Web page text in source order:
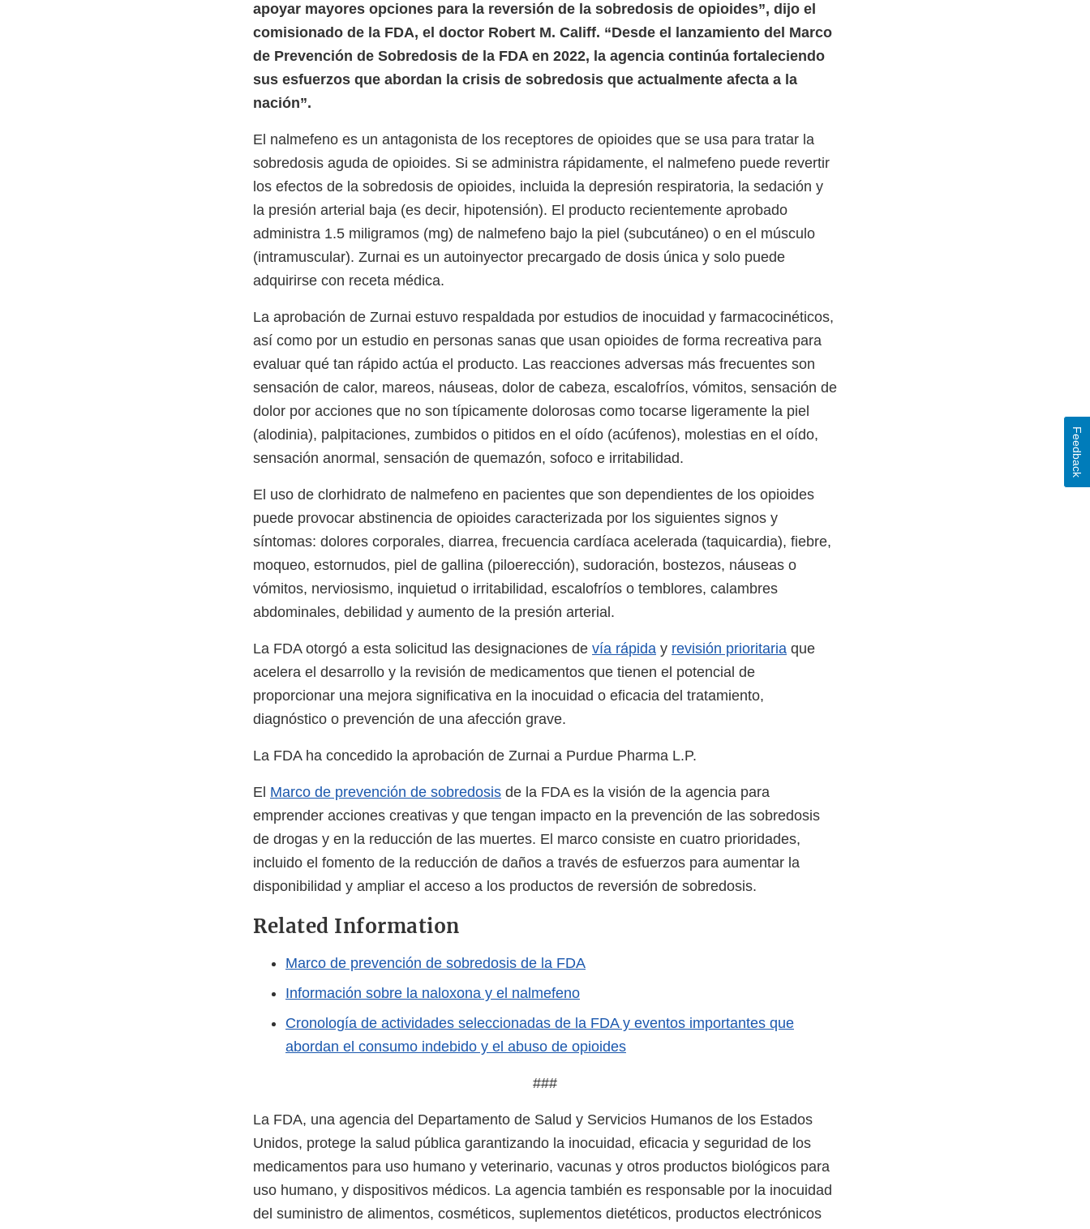
apoyar mayores opciones para la reversión de la sobredosis de opioides”, dijo el
comisionado de la FDA, el doctor Robert M. Califf. “Desde el lanzamiento del Marco
de Prevención de Sobredosis de la FDA en 2022, la agencia continúa fortaleciendo
sus esfuerzos que abordan la crisis de sobredosis que actualmente afecta a la
nación”.
El nalmefeno es un antagonista de los receptores de opioides que se usa para tratar la
sobredosis aguda de opioides. Si se administra rápidamente, el nalmefeno puede revertir
los efectos de la sobredosis de opioides, incluida la depresión respiratoria, la sedación y
la presión arterial baja (es decir, hipotensión). El producto recientemente aprobado
administra 1.5 miligramos (mg) de nalmefeno bajo la piel (subcutáneo) o en el músculo
(intramuscular). Zurnai es un autoinyector precargado de dosis única y solo puede
adquirirse con receta médica.
La aprobación de Zurnai estuvo respaldada por estudios de inocuidad y farmacocinéticos,
así como por un estudio en personas sanas que usan opioides de forma recreativa para
evaluar qué tan rápido actúa el producto. Las reacciones adversas más frecuentes son
sensación de calor, mareos, náuseas, dolor de cabeza, escalofríos, vómitos, sensación de
dolor por acciones que no son típicamente dolorosas como tocarse ligeramente la piel
(alodinia), palpitaciones, zumbidos o pitidos en el oído (acúfenos), molestias en el oído,
sensación anormal, sensación de quemazón, sofoco e irritabilidad.
El uso de clorhidrato de nalmefeno en pacientes que son dependientes de los opioides
puede provocar abstinencia de opioides caracterizada por los siguientes signos y
síntomas: dolores corporales, diarrea, frecuencia cardíaca acelerada (taquicardia), fiebre,
moqueo, estornudos, piel de gallina (piloerección), sudoración, bostezos, náuseas o
vómitos, nerviosismo, inquietud o irritabilidad, escalofríos o temblores, calambres
abdominales, debilidad y aumento de la presión arterial.
La FDA otorgó a esta solicitud las designaciones de vía rápida y revisión prioritaria que
acelera el desarrollo y la revisión de medicamentos que tienen el potencial de
proporcionar una mejora significativa en la inocuidad o eficacia del tratamiento,
diagnóstico o prevención de una afección grave.
La FDA ha concedido la aprobación de Zurnai a Purdue Pharma L.P.
El Marco de prevención de sobredosis de la FDA es la visión de la agencia para
emprender acciones creativas y que tengan impacto en la prevención de las sobredosis
de drogas y en la reducción de las muertes. El marco consiste en cuatro prioridades,
incluido el fomento de la reducción de daños a través de esfuerzos para aumentar la
disponibilidad y ampliar el acceso a los productos de reversión de sobredosis.
Related Information
Marco de prevención de sobredosis de la FDA
Información sobre la naloxona y el nalmefeno
Cronología de actividades seleccionadas de la FDA y eventos importantes que
abordan el consumo indebido y el abuso de opioides
###
La FDA, una agencia del Departamento de Salud y Servicios Humanos de los Estados
Unidos, protege la salud pública garantizando la inocuidad, eficacia y seguridad de los
medicamentos para uso humano y veterinario, vacunas y otros productos biológicos para
uso humano, y dispositivos médicos. La agencia también es responsable por la inocuidad
del suministro de alimentos, cosméticos, suplementos dietéticos, productos electrónicos
Feedback